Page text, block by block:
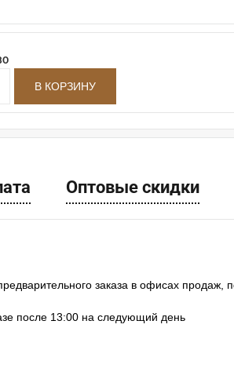
Оптовые скидки
заказа в офисах
после 13:00 на следующий день